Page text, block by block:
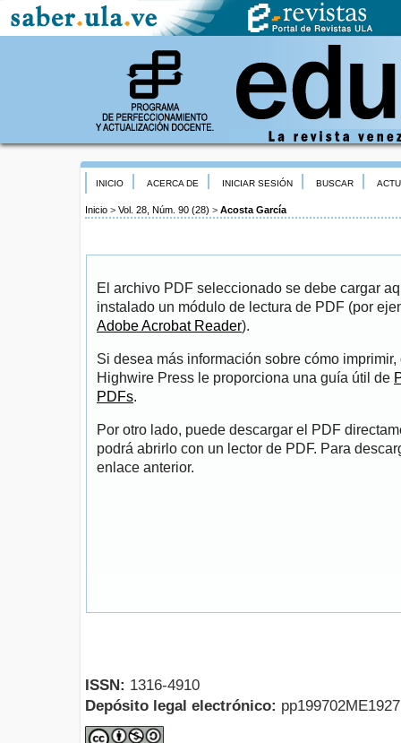
INICIO ACERCA DE INICIAR SESIÓN BUSCAR
Inicio > Vol. 28, Núm. 90 (28) > Acosta García
El archivo PDF seleccionado se debe cargar
instalado un módulo de lectura de PDF (por
Adobe Acrobat Reader).
Si desea más información sobre cómo
Highwire Press le proporciona una guía útil de
PDFs.
Por otro lado, puede descargar el PDF
podrá abrirlo con un lector de PDF. Para
enlace anterior.
ISSN: 1316-4910
Depósito legal electrónico: